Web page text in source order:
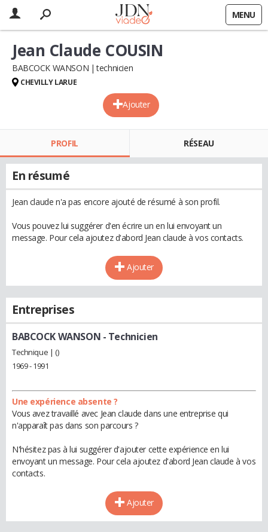
MENU
Ajouter
Jean Claude COUSIN
BABCOCK WANSON technicien
CHEVILLY LARUE
PROFIL RÉSEAU
En résumé
Jean claude n'a pas encore ajouté de résumé à son profil.
Vous pouvez lui suggérer d'en écrire un en lui envoyant un
message. Pour cela ajoutez d'abord Jean claude à vos contacts.
Ajouter
Entreprises
BABCOCK WANSON - Technicien
Technique | ()
1969 - 1991
Une expérience absente ?
Vous avez travaillé avec Jean claude dans une entreprise qui
n'apparaît pas dans son parcours ?
N'hésitez pas à lui suggérer d'ajouter cette expérience en lui
envoyant un message. Pour cela ajoutez d'abord Jean claude à vos
contacts.
Ajouter